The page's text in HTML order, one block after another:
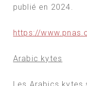
publié en 2024.
https://
Arabic kytes